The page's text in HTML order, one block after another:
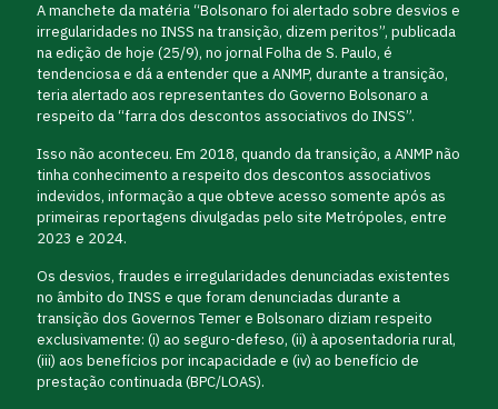
A manchete da matéria “Bolsonaro foi alertado sobre desvios e
irregularidades no INSS na transição, dizem peritos”, publicada
na edição de hoje (25/9), no jornal Folha de S. Paulo, é
tendenciosa e dá a entender que a ANMP, durante a transição,
teria alertado aos representantes do Governo Bolsonaro a
respeito da “farra dos descontos associativos do INSS”.
Isso não aconteceu. Em 2018, quando da transição, a ANMP não
tinha conhecimento a respeito dos descontos associativos
indevidos, informação a que obteve acesso somente após as
primeiras reportagens divulgadas pelo site Metrópoles, entre
2023 e 2024.
Os desvios, fraudes e irregularidades denunciadas existentes
no âmbito do INSS e que foram denunciadas durante a
transição dos Governos Temer e Bolsonaro diziam respeito
exclusivamente: (i) ao seguro-defeso, (ii) à aposentadoria rural,
(iii) aos benefícios por incapacidade e (iv) ao benefício de
prestação continuada (BPC/LOAS).